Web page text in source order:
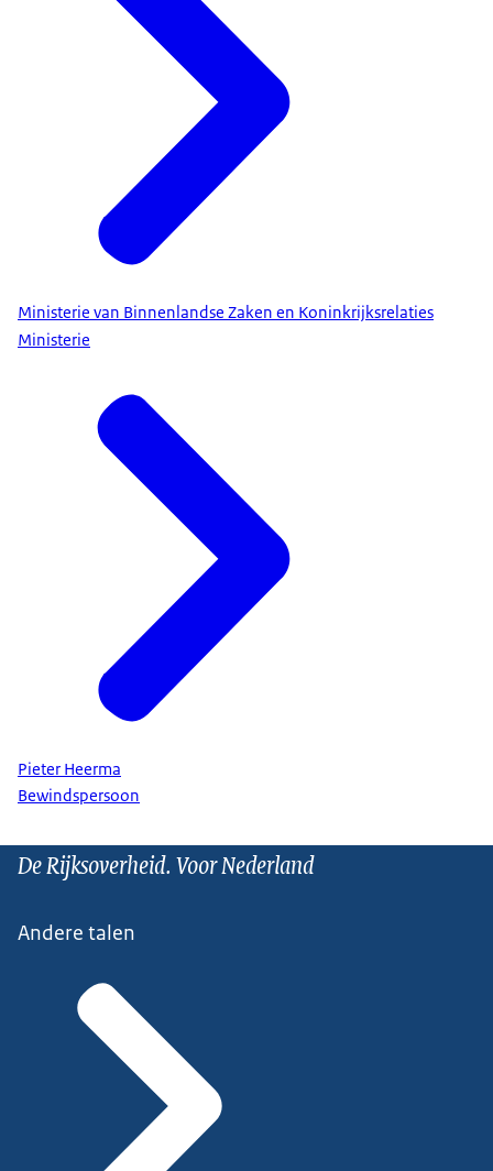
Ministerie van Binnenlandse Zaken en Koninkrijksrelaties
Ministerie
Pieter Heerma
Bewindspersoon
De Rijksoverheid. Voor Nederland
Andere talen